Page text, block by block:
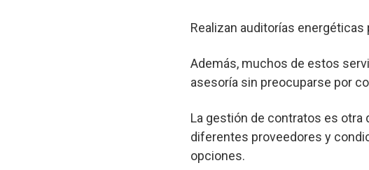
Realizan auditorías
Además, muchos de estos
asesoría sin preocuparse por
La gestión de contratos es otra
diferentes proveedores y
opciones.